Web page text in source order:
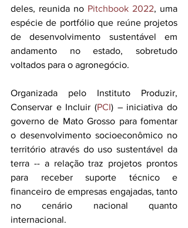
deles, reunida no Pitchbook 2022, uma
espécie de portfólio que reúne projetos
de desenvolvimento sustentável em
andamento no estado, sobretudo
voltados para o agronegócio.
Organizada pelo Instituto Produzir,
Conservar e Incluir (PCI) – iniciativa do
governo de Mato Grosso para fomentar
o desenvolvimento socioeconômico no
território através do uso sustentável da
terra -- a relação traz projetos prontos
para receber suporte técnico e
financeiro de empresas engajadas, tanto
no cenário nacional quanto
internacional.